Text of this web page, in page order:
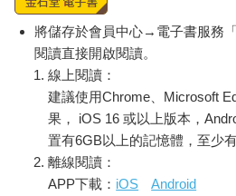
將儲存於會員中心→電子書服務
閱讀直接開啟閱讀。
線上閱讀：
建議使用Chrome、Microsoft
果， iOS 16 或以上版本，
置有6GB以上的記憶體，至少
離線閱讀：
APP下載： iOS
Android